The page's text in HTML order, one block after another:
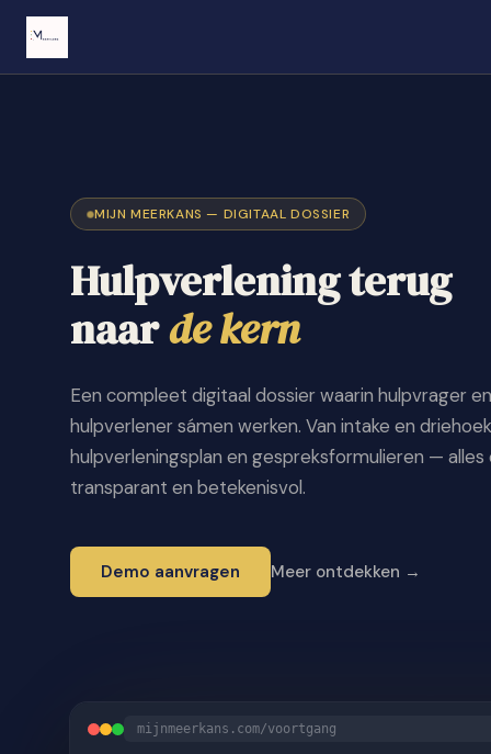
MIJN MEERKANS — DIGITAAL DOSSIER
Hulpverlening terug
naarde kern
Een compleet digitaal dossier waarin hulpvrager en
hulpverlener sámen werken. Van intake en
hulpverleningsplan en gespreksformulieren — alles
transparant en betekenisvol.
Demo aanvragen Meer ontdekken →
mijnmeerkans.com/voortgang